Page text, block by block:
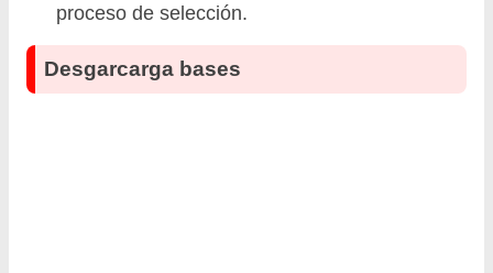
proceso de selección.
Desgarcarga bases